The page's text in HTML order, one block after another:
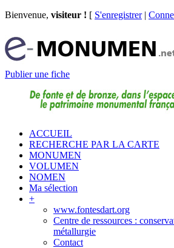
Bienvenue, visiteur ! [ S'enregistrer|
Publier une fiche
ACCUEIL
RECHERCHE PAR LA CARTE
MONUMEN
VOLUMEN
NOMEN
Ma sélection
+
www.fontesdart.org
Centre de ressources :
métallurgie
Contact